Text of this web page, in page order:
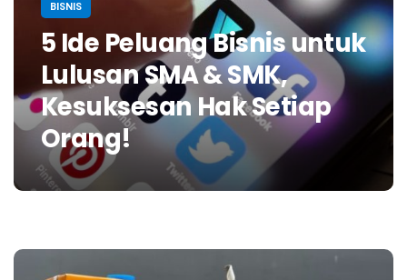
BISNIS
5 Ide Peluang Bisnis untuk
Lulusan SMA & SMK,
Kesuksesan Hak Setiap
Orang!